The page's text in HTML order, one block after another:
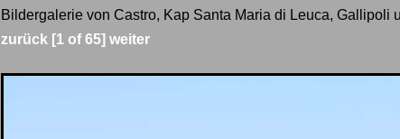
Bildergalerie von Castro, Kap Santa Maria di Leuca, Gallipoli
zurück [1 of 65] weiter